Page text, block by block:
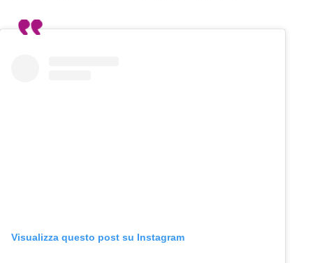
Visualizza questo post su Instagram